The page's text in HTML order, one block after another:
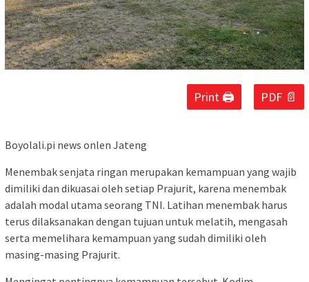
Print 🖨 PDF 📄
Boyolali.pi news onlen Jateng
Menembak senjata ringan merupakan kemampuan yang wajib
dimiliki dan dikuasai oleh setiap Prajurit, karena menembak
adalah modal utama seorang TNI. Latihan menembak harus
terus dilaksanakan dengan tujuan untuk melatih, mengasah
serta memelihara kemampuan yang sudah dimiliki oleh
masing-masing Prajurit.